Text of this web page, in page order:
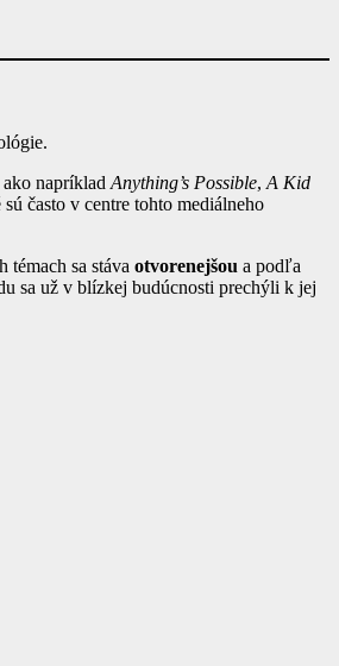
napríklad Anything’s Possible, A Kid
často v centre tohto mediálneho
témach sa stáva otvorenejšou a podľa
sa už v blízkej budúcnosti prechýli k jej